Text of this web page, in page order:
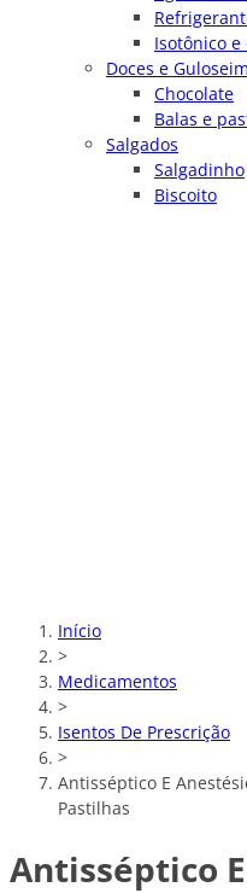
Isotônico
Doces e
Chocolate
Balas e
Salgados
Salgadinho
Biscoito
Início
>
Medicamentos
>
Isentos De Prescrição
>
Antisséptico E
Pastilhas
Antisséptico